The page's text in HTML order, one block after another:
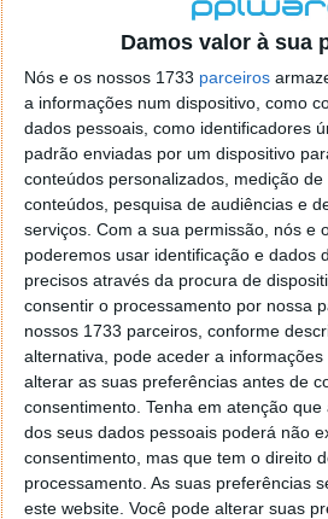
Damos valor à sua
Nós e os nossos 1733 parceiros
a informações num dispositivo, como
dados pessoais, como identificadores
padrão enviadas por um dispositivo
conteúdos personalizados, medição
conteúdos, pesquisa de audiências e
serviços. Com a sua permissão, nós e
poderemos usar identificação e dados
precisos através da procura de
consentir o processamento por nossa
nossos 1733 parceiros, conforme
alternativa, pode aceder a
alterar as suas preferências antes de
consentimento. Tenha em atenção
dos seus dados pessoais poderá não
consentimento, mas que tem o direito
processamento. As suas preferências
este website. Você pode alterar suas
roubada este ano.
Este artigo tem
Acompanhe o Pplware no
Proponha uma correção, faça uma
Tags: Binance criptomoeda exploit